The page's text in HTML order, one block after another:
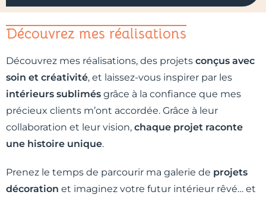
Découvrez mes réalisations
Découvrez mes réalisations, des projets conçus avec
soin et créativité, et laissez-vous inspirer par les
intérieurs sublimés grâce à la confiance que mes
précieux clients m’ont accordée. Grâce à leur
collaboration et leur vision, chaque projet raconte
une histoire unique.
Prenez le temps de parcourir ma galerie de projets
décoration et imaginez votre futur intérieur rêvé… et